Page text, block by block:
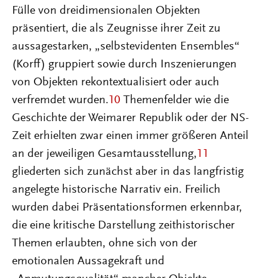
Fülle von dreidimensionalen Objekten
präsentiert, die als Zeugnisse ihrer Zeit zu
aussagestarken, „selbstevidenten Ensembles“
(Korff) gruppiert sowie durch Inszenierungen
von Objekten rekontextualisiert oder auch
verfremdet wurden. 10 Themenfelder wie die
Geschichte der Weimarer Republik oder der NS-
Zeit erhielten zwar einen immer größeren Anteil
an der jeweiligen Gesamtausstellung, 11
gliederten sich zunächst aber in das langfristig
angelegte historische Narrativ ein. Freilich
wurden dabei Präsentationsformen erkennbar,
die eine kritische Darstellung zeithistorischer
Themen erlaubten, ohne sich von der
emotionalen Aussagekraft und